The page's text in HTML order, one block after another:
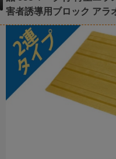
害者誘導用ブロック アラ